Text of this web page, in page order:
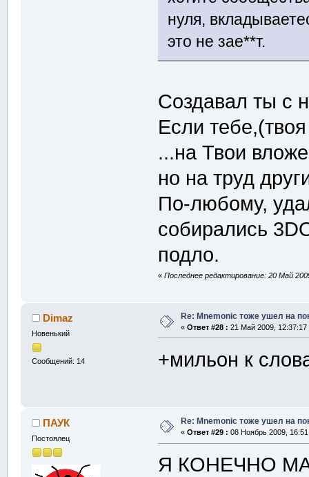
нуля,
это не зае**т.
Создавал ты с
Если
...на Твои
но на труд
По-любому,
собирались
подло.
«Последнее редактирование: 20 Май
Dimaz
Новенький
Сообщений: 14
Re: Mnemonic тоже ушел на
« Ответ #28 : 21 Май 2009, 12:37:17
+мильон к
ПАУК
Постоялец
Re: Mnemonic тоже ушел на
« Ответ #29 : 08 Ноябрь 2009,
Я КОНЕЧНО